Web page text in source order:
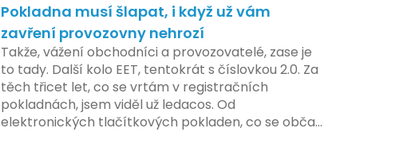
umožní adaptaci systémů a rozšíření podpory pro
podnikatele, přičemž všechny potřebné
technologie by měly být dostupné k testování v
rámci pilotního programu. Druhá fáze, plánovaná
na první pololetí následujícího roku, je zaměřena
na školení a edukaci uživatelů, včetně přípravy
materiálů a školení pro zaměstnavatele a účetní
firmy. V této fázi dojde také k oficiálnímu spuštění
Pokladna musí šlapat, i když už vám
zavření provozovny nehrozí
Takže, vážení obchodníci a provozovatelé, zase je
to tady. Další kolo EET, tentokrát s číslovkou 2.0. Za
těch třicet let, co se vrtám v registračních
pokladnách, jsem viděl už ledacos. Od
elektronických tlačítkových pokladen, co se občas